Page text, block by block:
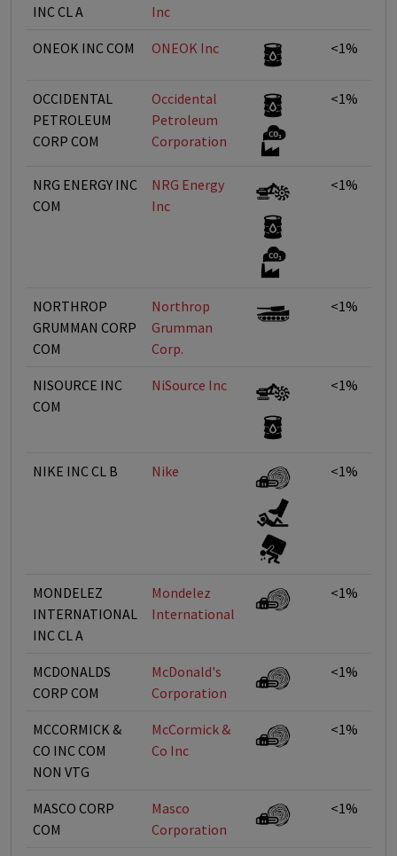
INC CL A
Inc
ONEOK INC COM ONEOK Inc <1%
OCCIDENTAL
PETROLEUM
CORP COM
Occidental
Petroleum
Corporation
<1%
NRG ENERGY INC
COM
NRG Energy
Inc
<1%
NORTHROP
GRUMMAN CORP
COM
Northrop
Grumman
Corp.
<1%
NISOURCE INC
COM
NiSource Inc <1%
NIKE INC CL B Nike <1%
MONDELEZ
INTERNATIONAL
INC CL A
Mondelez
International
<1%
MCDONALDS
CORP COM
McDonald's
Corporation
<1%
MCCORMICK &
CO INC COM
NON VTG
McCormick &
Co Inc
<1%
MASCO CORP
COM
Masco
Corporation
<1%